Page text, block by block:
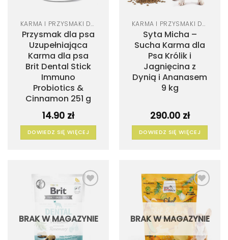
KARMA I PRZYSMAKI DLA PSA
Przysmak dla psa
Uzupełniająca
Karma dla psa
Brit Dental Stick
Immuno
Probiotics &
Cinnamon 251 g
14.90 zł
DOWIEDZ SIĘ WIĘCEJ
KARMA I PRZYSMAKI DLA PSA
Syta Micha –
Sucha Karma dla
Psa Królik i
Jagnięcina z
Dynią i Ananasem
9 kg
290.00 zł
DOWIEDZ SIĘ WIĘCEJ
BRAK W MAGAZYNIE BRAK W MAGAZYNIE